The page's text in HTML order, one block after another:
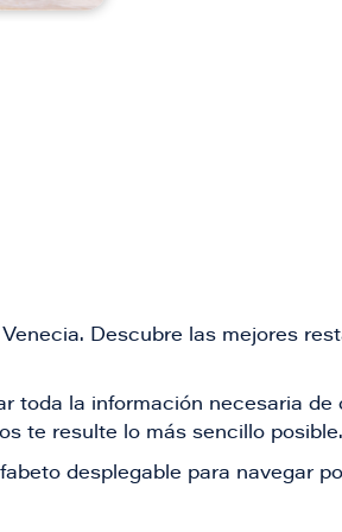
Descubre las mejores
la información necesaria
te resulte lo más sencillo posible.
desplegable para navegar